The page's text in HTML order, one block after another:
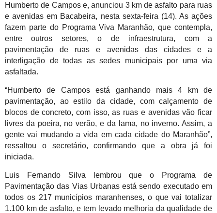
Humberto de Campos e, anunciou 3 km de asfalto para ruas
e avenidas em Bacabeira, nesta sexta-feira (14). As ações
fazem parte do Programa Viva Maranhão, que contempla,
entre outros setores, o de infraestrutura, com a
pavimentação de ruas e avenidas das cidades e a
interligação de todas as sedes municipais por uma via
asfaltada.
“Humberto de Campos está ganhando mais 4 km de
pavimentação, ao estilo da cidade, com calçamento de
blocos de concreto, com isso, as ruas e avenidas vão ficar
livres da poeira, no verão, e da lama, no inverno. Assim, a
gente vai mudando a vida em cada cidade do Maranhão”,
ressaltou o secretário, confirmando que a obra já foi
iniciada.
Luis Fernando Silva lembrou que o Programa de
Pavimentação das Vias Urbanas está sendo executado em
todos os 217 municípios maranhenses, o que vai totalizar
1.100 km de asfalto, e tem levado melhoria da qualidade de